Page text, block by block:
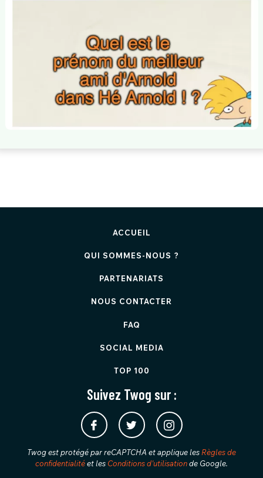
ACCUEIL
QUI SOMMES-NOUS ?
PARTENARIATS
NOUS CONTACTER
FAQ
SOCIAL MEDIA
TOP 100
Suivez Twog sur :
Twog est protégé par reCAPTCHA et applique les Règles de
confidentialitéet les Conditions d'utilisationde Google.